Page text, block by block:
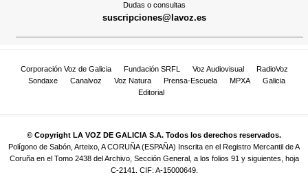
Dudas o consultas
suscripciones@lavoz.es
Corporación Voz de Galicia Fundación SRFL Voz Audiovisual
RadioVoz
Sondaxe
Canalvoz Voz Natura Prensa-Escuela MPXA
Galicia
Editorial
© Copyright LA VOZ DE GALICIA S.A. Todos los derechos reservados.
Polígono de Sabón, Arteixo, A CORUÑA (ESPAÑA) Inscrita en el Registro Mercantil de A
Coruña en el Tomo 2438 del Archivo, Sección General, a los folios 91 y siguientes, hoja
C-2141. CIF: A-15000649.